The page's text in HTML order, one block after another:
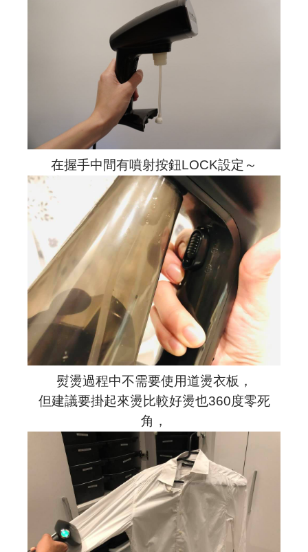
在握手中間有噴射按鈕LOCK設定～
熨燙過程中不需要使用道燙衣板，
但建議要掛起來燙比較好燙也360度零死
角，